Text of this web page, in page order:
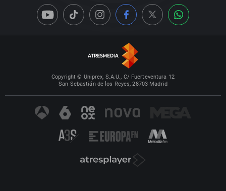
Copyright © Uniprex, S.A.U., C/ Fuerteventura 12
San Sebastián de los Reyes, 28703 Madrid